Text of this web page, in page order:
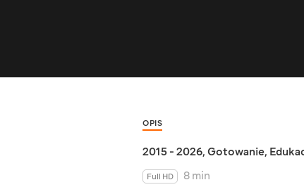
OPIS
2015 - 2026, Gotowanie,
Full HD
8 min